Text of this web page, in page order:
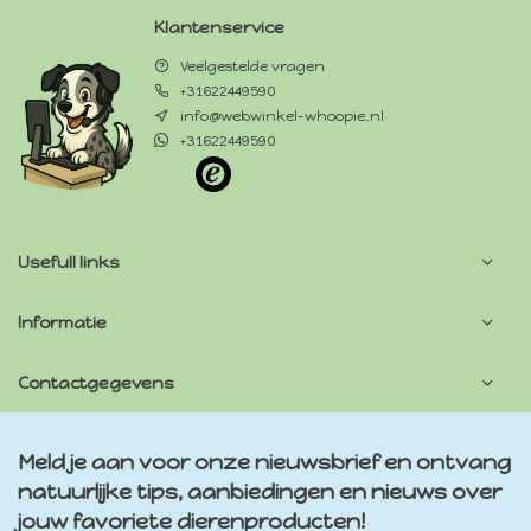
Klantenservice
Veelgestelde vragen
+31622449590
info@webwinkel-whoopie.nl
+31622449590
Usefull links
Informatie
Contactgegevens
Meld je aan voor onze nieuwsbrief en ontvang
natuurlijke tips, aanbiedingen en nieuws over
jouw favoriete dierenproducten!